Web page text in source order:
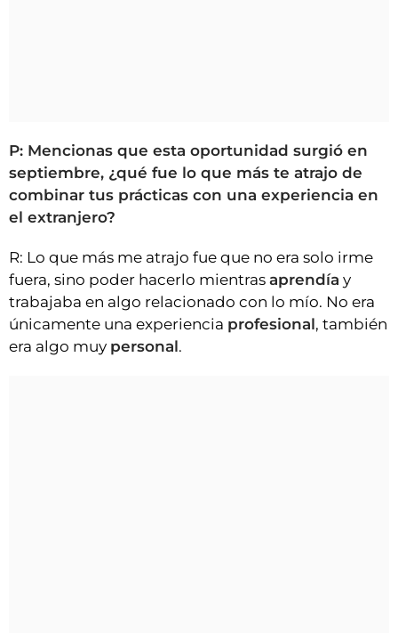
P: Mencionas que esta oportunidad surgió en
septiembre, ¿qué fue lo que más te atrajo de
combinar tus prácticas con una experiencia en
el extranjero?
R: Lo que más me atrajo fue que no era solo irme
fuera, sino poder hacerlo mientras aprendía y
trabajaba en algo relacionado con lo mío. No era
únicamente una experiencia profesional, también
era algo muy personal.